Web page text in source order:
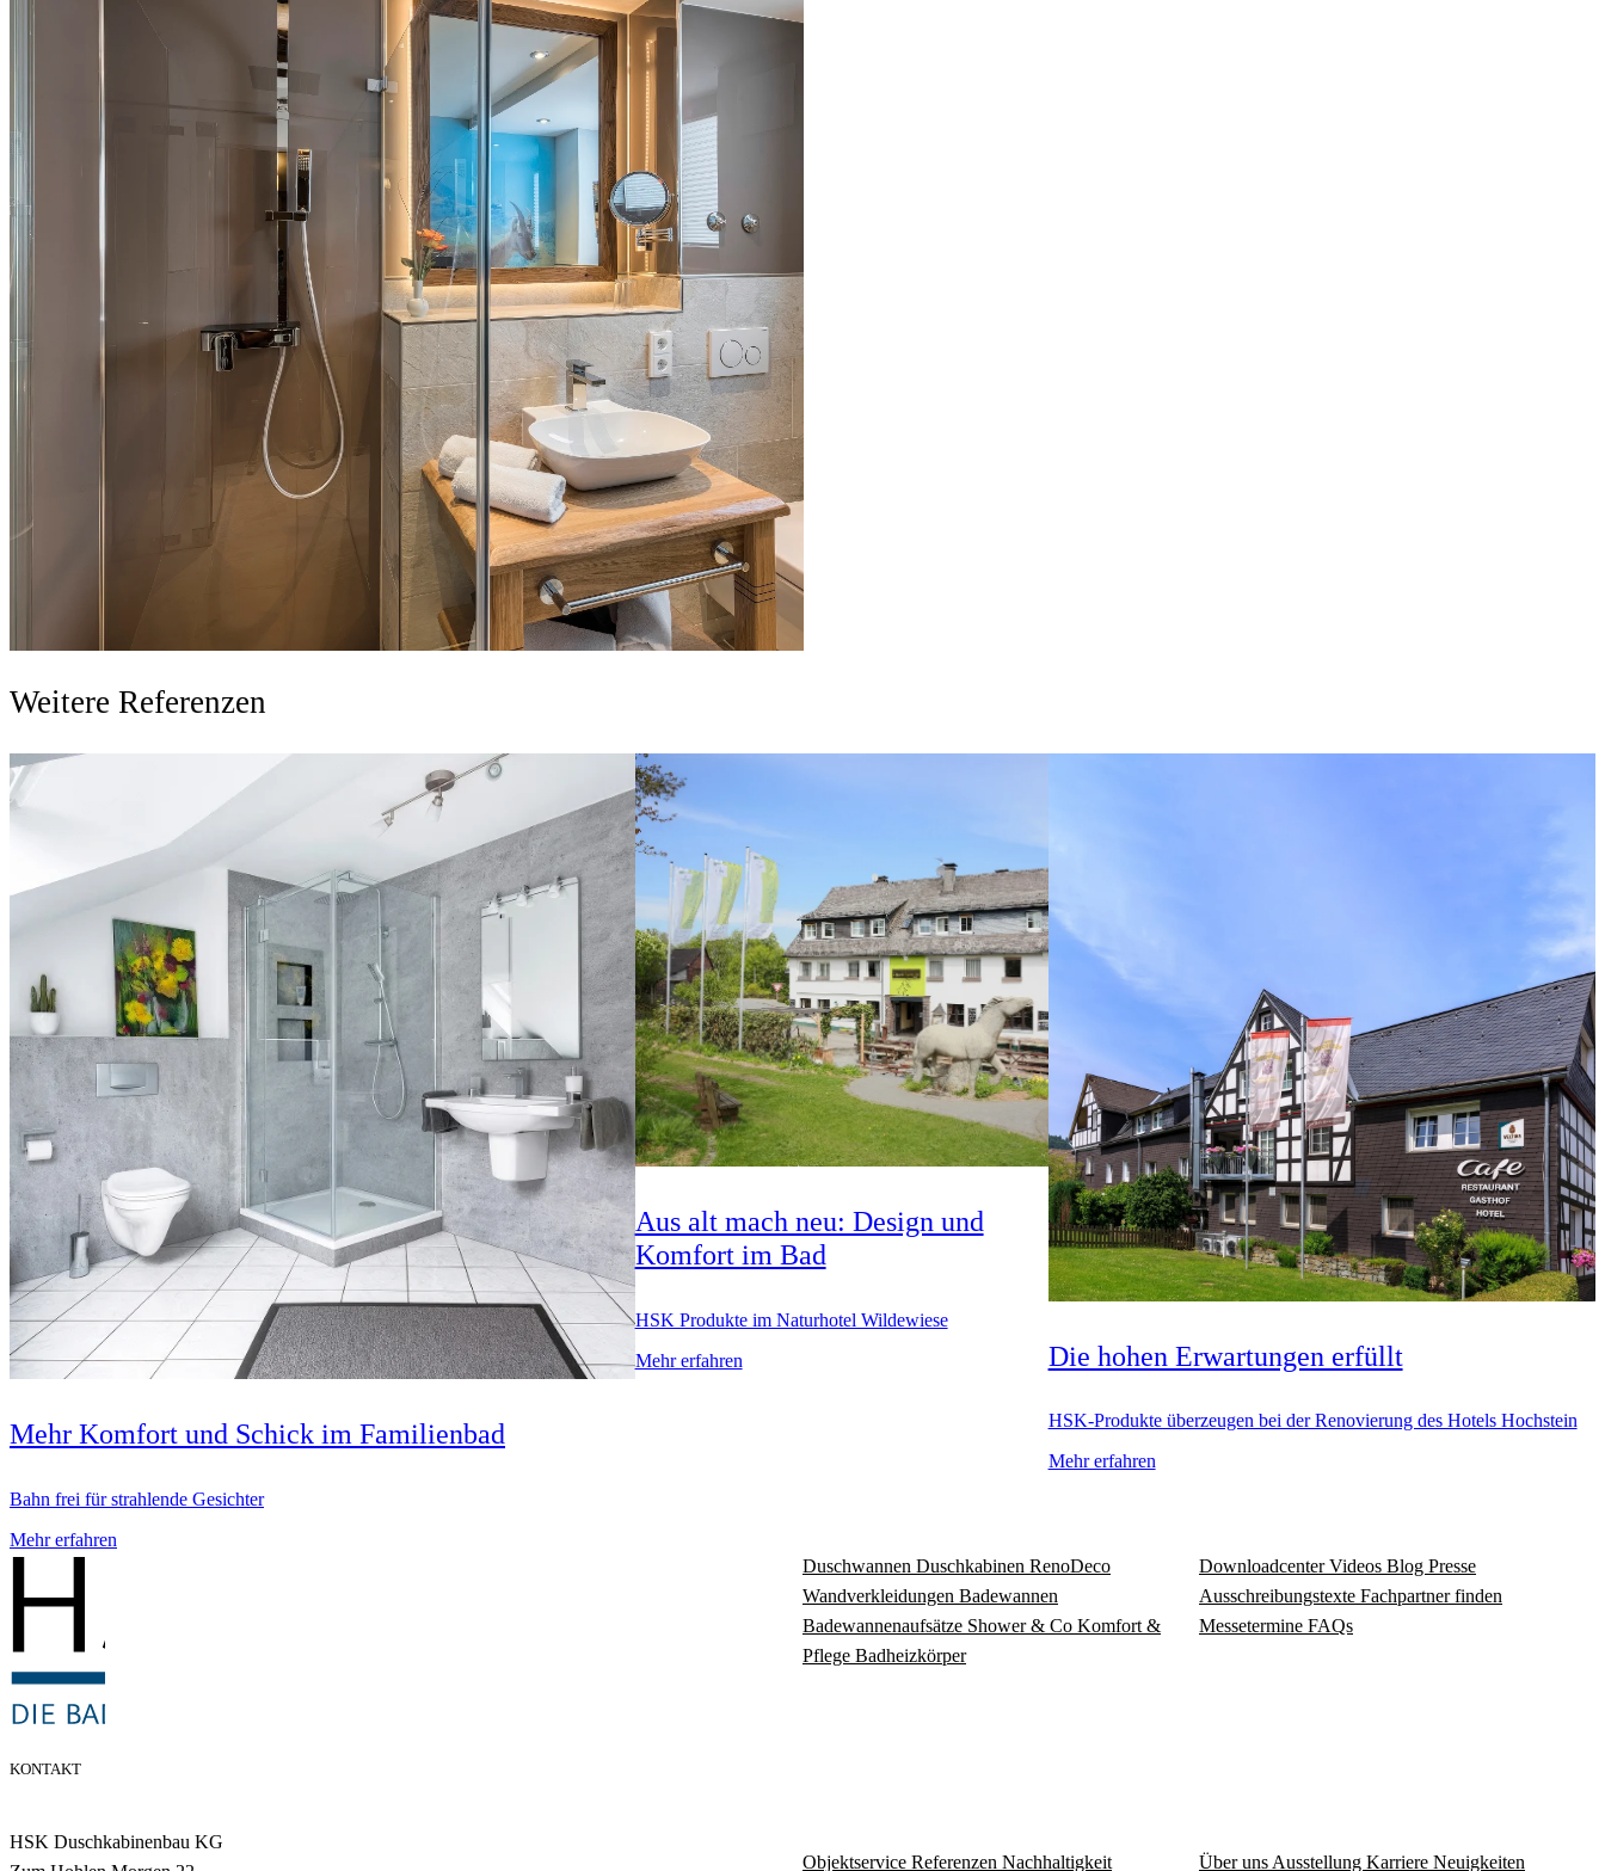
Weitere Referenzen
Mehr Komfort und Schick im Familienbad
Bahn frei für strahlende Gesichter
Mehr erfahren
Aus alt mach neu: Design und
Komfort im Bad
HSK Produkte im Naturhotel Wildewiese
Mehr erfahren
Die hohen Erwartungen erfüllt
HSK-Produkte überzeugen bei der Renovierung des Hotels Hochstein
Mehr erfahren
KONTAKT
HSK Duschkabinenbau KG
Duschwannen Duschkabinen RenoDeco
Wandverkleidungen Badewannen
Badewannenaufsätze Shower & Co Komfort &
Pflege Badheizkörper
Download­centerVideos Blog Presse
Ausschreibungstexte Fachpartner finden
Messetermine FAQs
Objektservice Referenzen Nachhaltigkeit Über unsAusstellung Karriere Neuigkeiten